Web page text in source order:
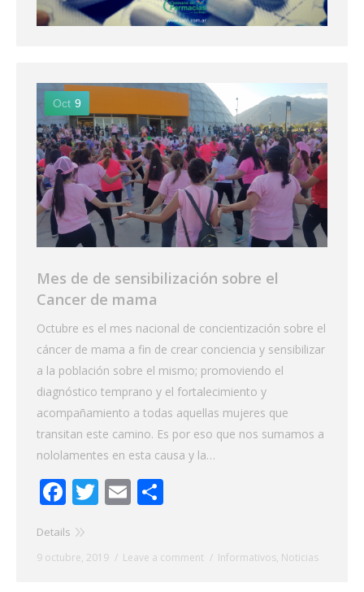
Oct 9
Mes de de sensibilización sobre el
Cancer de mama
Octubre es el mes nacional de concientización sobre el
cáncer de mama a fin de crear conciencia y sensibilizar
a la población sobre el mismo; promoviendo el
diagnóstico temprano y el fortalecimiento y
acompañamiento a todas aquellas mujeres que
transitan este camino. Es por eso que nos sumamos a
nololamentes en esta causa y la…
Facebook
Twitter
Email
Details
9 octubre, 2019 Leave a comment Informativos, Noticias